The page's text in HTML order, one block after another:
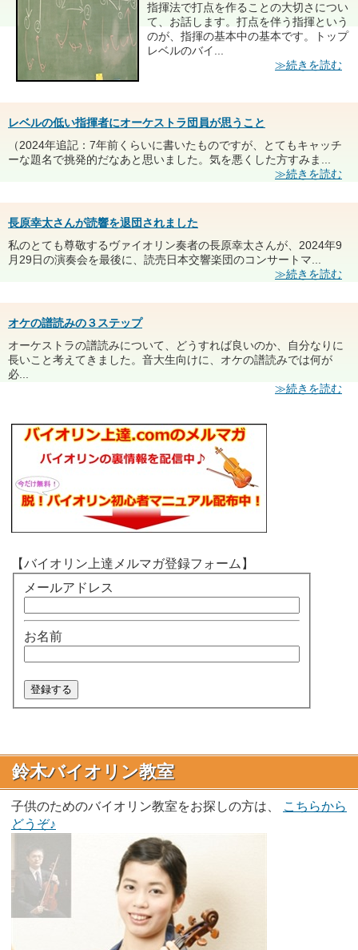
指揮法で打点を作ることの大切さについ
て、お話します。打点を伴う指揮という
のが、指揮の基本中の基本です。トップ
レベルのバイ...
≫続きを読む
レベルの低い指揮者にオーケストラ団員が思うこと
（2024年追記：7年前くらいに書いたものですが、とてもキャッチ
ーな題名で挑発的だなあと思いました。気を悪くした方すみま...
≫続きを読む
長原幸太さんが読響を退団されました
私のとても尊敬するヴァイオリン奏者の長原幸太さんが、2024年9
月29日の演奏会を最後に、読売日本交響楽団のコンサートマ...
≫続きを読む
オケの譜読みの３ステップ
オーケストラの譜読みについて、どうすれば良いのか、自分なりに
長いこと考えてきました。音大生向けに、オケの譜読みでは何が
必...
≫続きを読む
【バイオリン上達メルマガ登録フォーム】
メールアドレス
お名前
鈴木バイオリン教室
子供のためのバイオリン教室をお探しの方は、
こちらから
どうぞ♪